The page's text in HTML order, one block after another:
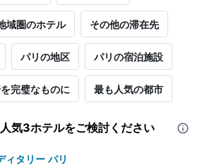
域圏のホテル その他の滞在先
パリの地区 パリの宿泊施設
完璧なものに 最も人気の都市
気3ホテルをご検討ください
ィタリー パリ